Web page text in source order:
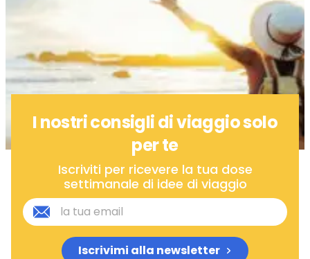
I nostri consigli di viaggio solo
per te
Iscriviti per ricevere la tua dose
settimanale di idee di viaggio
Iscrivimi alla newsletter